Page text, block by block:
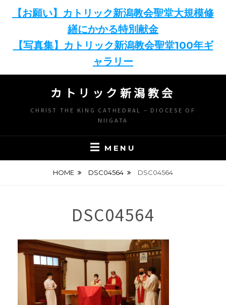
【お願い】カトリック新潟教会聖堂大規模修
繕にかかる特別献金
【写真集】カトリック新潟教会聖堂100年ギ
ャラリー
content
カトリック新潟教会
CHRIST THE KING CATHEDRAL – DIOCESE OF
NIIGATA
MENU
HOME DSC04564 DSC04564
DSC04564